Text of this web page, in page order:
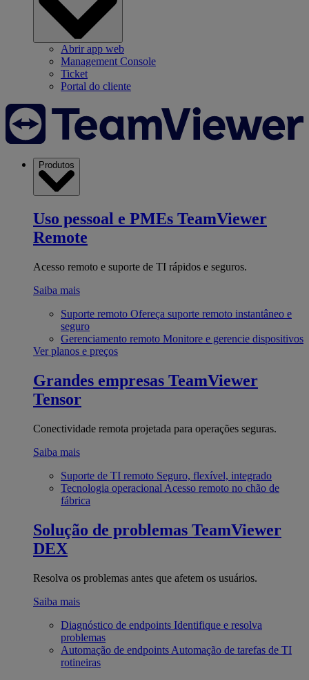
Abrir app web
Management Console
Ticket
Portal do cliente
Produtos
Uso pessoal e PMEs TeamViewer
Remote
Acesso remoto e suporte de TI rápidos e seguros.
Saiba mais
Suporte remoto Ofereça suporte remoto instantâneo e
seguro
Gerenciamento remoto Monitore e gerencie dispositivos
Ver planos e preços
Grandes empresas TeamViewer
Tensor
Conectividade remota projetada para operações seguras.
Saiba mais
Suporte de TI remoto Seguro, flexível, integrado
Tecnologia operacional Acesso remoto no chão de
fábrica
Solução de problemas TeamViewer
DEX
Resolva os problemas antes que afetem os usuários.
Saiba mais
Diagnóstico de endpoints Identifique e resolva
problemas
Automação de endpoints Automação de tarefas de TI
rotineiras